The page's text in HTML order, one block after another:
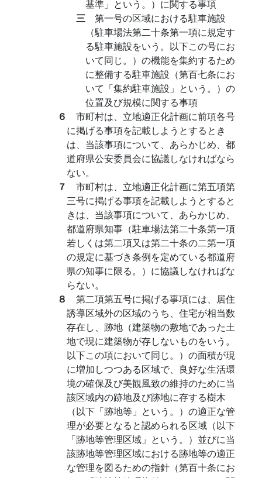
基準」という。）に関する事項
三 第一号の区域における駐車施設
（駐車場法第二十条第一項に規定す
る駐車施設をいう。以下この号にお
いて同じ。）の機能を集約するため
に整備する駐車施設（第百七条にお
いて「集約駐車施設」という。）の
位置及び規模に関する事項
６ 市町村は、立地適正化計画に前項各号
に掲げる事項を記載しようとするとき
は、当該事項について、あらかじめ、都
道府県公安委員会に協議しなければなら
ない。
７ 市町村は、立地適正化計画に第五項第
三号に掲げる事項を記載しようとすると
きは、当該事項について、あらかじめ、
都道府県知事（駐車場法第二十条第一項
若しくは第二項又は第二十条の二第一項
の規定に基づき条例を定めている都道府
県の知事に限る。）に協議しなければな
らない。
８ 第二項第五号に掲げる事項には、居住
誘導区域外の区域のうち、住宅が相当数
存在し、跡地（建築物の敷地であった土
地で現に建築物が存しないものをいう。
以下この項において同じ。）の面積が現
に増加しつつある区域で、良好な生活環
境の確保及び美観風致の維持のために当
該区域内の跡地及び跡地に存する樹木
（以下「跡地等」という。）の適正な管
理が必要となると認められる区域（以下
「跡地等管理区域」という。）並びに当
該跡地等管理区域における跡地等の適正
な管理を図るための指針（第百十条にお